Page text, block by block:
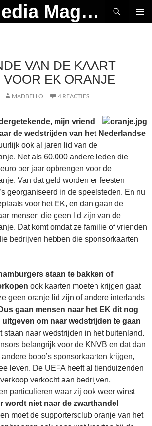
MAD Media Magazine
VAN DE KAART
EK ORANJE
MADBELLO 4 REACTIES
mijn vriend
de wedstrijden van het Nederlandse
ook al jaren lid van de
Net als 60.000 andere leden die
per jaar opbrengen voor de
Van dat geld worden er feesten
georganiseerd in de speelsteden. En nu
voor het EK, en dan gaan de
mensen die geen lid zijn van de
Dat komt omdat ze familie of vrienden
bedrijven hebben die sponsorkaarten
staan te bakken of
ook kaarten moeten krijgen gaat
geen oranje lid zijn of andere interlands
Dus gaan mensen naar het EK dit nog
om naar wedstrijden te gaan
staan naar wedstrijden in het buitenland.
belangrijk voor de KNVB en dat dan
bobo’s sponsorkaarten krijgen,
leven. De UEFA heeft al tienduizenden
verkocht aan bedrijven,
particulieren waar zij ook weer winst
wordt niet naar de zwarthandel
moet de supportersclub oranje van het